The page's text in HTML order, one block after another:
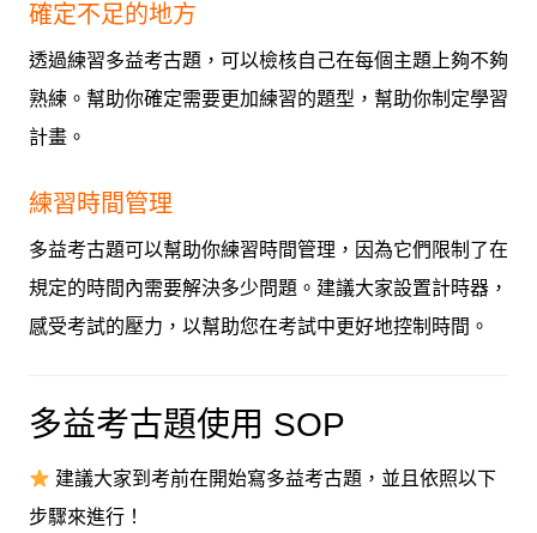
確定不足的地方
透過練習多益考古題，可以檢核自己在每個主題上夠不夠
熟練。幫助你確定需要更加練習的題型，幫助你制定學習
計畫。
練習時間管理
多益考古題可以幫助你練習時間管理，因為它們限制了在
規定的時間內需要解決多少問題。建議大家設置計時器，
感受考試的壓力，以幫助您在考試中更好地控制時間。
多益考古題使用 SOP
建議大家到考前在開始寫多益考古題，並且依照以下
步驟來進行！